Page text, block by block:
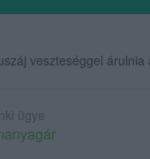
veszteséggel árulnia
ügye